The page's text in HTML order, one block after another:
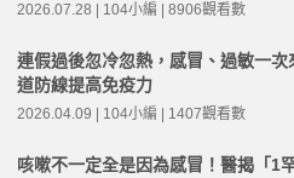
2026.07.28 | 104小編 | 8906觀看數
連假過後忽冷忽熱，感冒、過敏一次
道防線提高免疫力
2026.04.09 | 104小編 | 1407觀看數
咳嗽不一定全是因為感冒！醫揭「1